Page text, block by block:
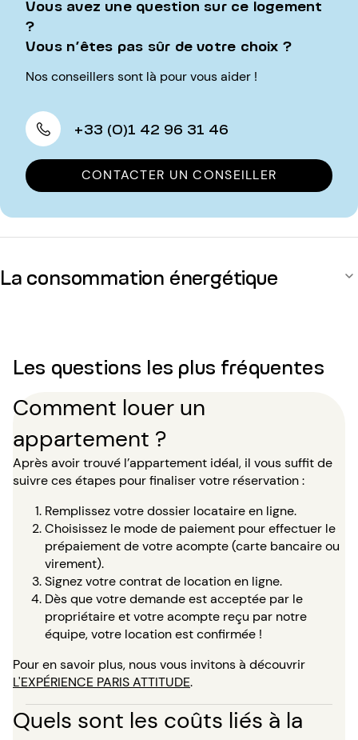
Vous avez une question sur ce logement
?
Vous n’êtes pas sûr de votre choix ?
Nos conseillers sont là pour vous aider !
+33 (0)1 42 96 31 46
CONTACTER UN CONSEILLER
La consommation énergétique
Les questions les plus fréquentes
Comment louer un
appartement ?
Après avoir trouvé l’appartement idéal, il vous suffit de
suivre ces étapes pour finaliser votre réservation :
Remplissez votre dossier locataire en ligne.
Choisissez le mode de paiement pour effectuer le
prépaiement de votre acompte (carte bancaire ou
virement).
Signez votre contrat de location en ligne.
Dès que votre demande est acceptée par le
propriétaire et votre acompte reçu par notre
équipe, votre location est confirmée !
Pour en savoir plus, nous vous invitons à découvrir
L'EXPÉRIENCE PARIS ATTITUDE.
Quels sont les coûts liés à la